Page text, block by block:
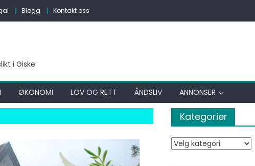
Blogg Kontakt oss
i Giske
ØKONOMI LOV OG RETT ÅNDSLIV ANNONSER
Kategorier
Kategorier